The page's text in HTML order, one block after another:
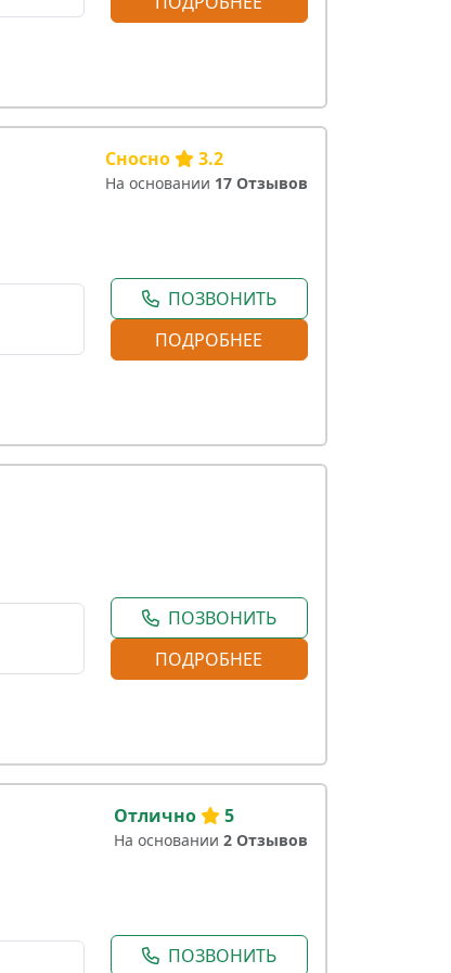
Сносно 3.2
На основании 17 Отзывов
ПОЗВОНИТЬ
ПОДРОБНЕЕ
ПОЗВОНИТЬ
ПОДРОБНЕЕ
Отлично 5
На основании 2 Отзывов
ПОЗВОНИТЬ